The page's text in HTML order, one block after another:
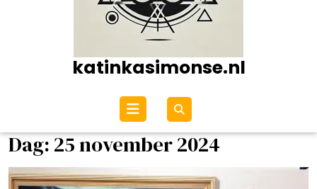
katinkasimonse.nl
Open
menu
Dag: 25 november 2024